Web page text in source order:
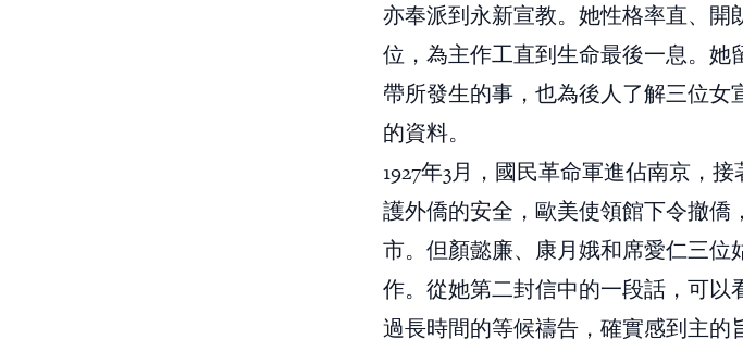
亦奉派到永新宣教。她性格率直、
位，為主作工直到生命最後一息。
帶所發生的事，也為後人了解三位
的資料。
1927年3月，國民革命軍進佔南京，
護外僑的安全，歐美使領館下令撤
市。但顏懿廉、康月娥和席愛仁三
作。從她第二封信中的一段話，可
過長時間的等候禱告，確實感到主